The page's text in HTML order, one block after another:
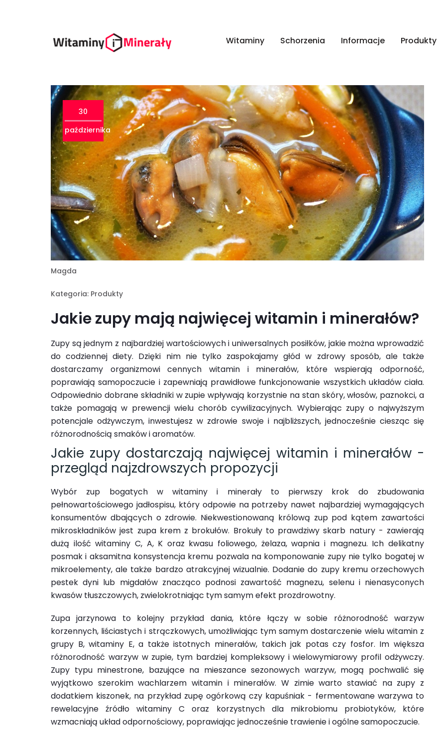
Witaminy Schorzenia Informacje Produkty
30
października
Magda
Kategoria: Produkty
Jakie zupy mają najwięcej witamin i minerałów?
Zupy są jednym z najbardziej wartościowych i uniwersalnych posiłków, jakie można wprowadzić
do codziennej diety. Dzięki nim nie tylko zaspokajamy głód w zdrowy sposób, ale także
dostarczamy organizmowi cennych witamin i minerałów, które wspierają odporność,
poprawiają samopoczucie i zapewniają prawidłowe funkcjonowanie wszystkich układów ciała.
Odpowiednio dobrane składniki w zupie wpływają korzystnie na stan skóry, włosów, paznokci, a
także pomagają w prewencji wielu chorób cywilizacyjnych. Wybierając zupy o najwyższym
potencjale odżywczym, inwestujesz w zdrowie swoje i najbliższych, jednocześnie ciesząc się
różnorodnością smaków i aromatów.
Jakie zupy dostarczają najwięcej witamin i minerałów -
przegląd najzdrowszych propozycji
Wybór zup bogatych w witaminy i minerały to pierwszy krok do zbudowania
pełnowartościowego jadłospisu, który odpowie na potrzeby nawet najbardziej wymagających
konsumentów dbających o zdrowie. Niekwestionowaną królową zup pod kątem zawartości
mikroskładników jest zupa krem z brokułów. Brokuły to prawdziwy skarb natury - zawierają
dużą ilość witaminy C, A, K oraz kwasu foliowego, żelaza, wapnia i magnezu. Ich delikatny
posmak i aksamitna konsystencja kremu pozwala na komponowanie zupy nie tylko bogatej w
mikroelementy, ale także bardzo atrakcyjnej wizualnie. Dodanie do zupy kremu orzechowych
pestek dyni lub migdałów znacząco podnosi zawartość magnezu, selenu i nienasyconych
kwasów tłuszczowych, zwielokrotniając tym samym efekt prozdrowotny.
Zupa jarzynowa to kolejny przykład dania, które łączy w sobie różnorodność warzyw
korzennych, liściastych i strączkowych, umożliwiając tym samym dostarczenie wielu witamin z
grupy B, witaminy E, a także istotnych minerałów, takich jak potas czy fosfor. Im większa
różnorodność warzyw w zupie, tym bardziej kompleksowy i wielowymiarowy profil odżywczy.
Zupy typu minestrone, bazujące na mieszance sezonowych warzyw, mogą pochwalić się
wyjątkowo szerokim wachlarzem witamin i minerałów. W zimie warto stawiać na zupy z
dodatkiem kiszonek, na przykład zupę ogórkową czy kapuśniak - fermentowane warzywa to
rewelacyjne źródło witaminy C oraz korzystnych dla mikrobiomu probiotyków, które
wzmacniają układ odpornościowy, poprawiając jednocześnie trawienie i ogólne samopoczucie.